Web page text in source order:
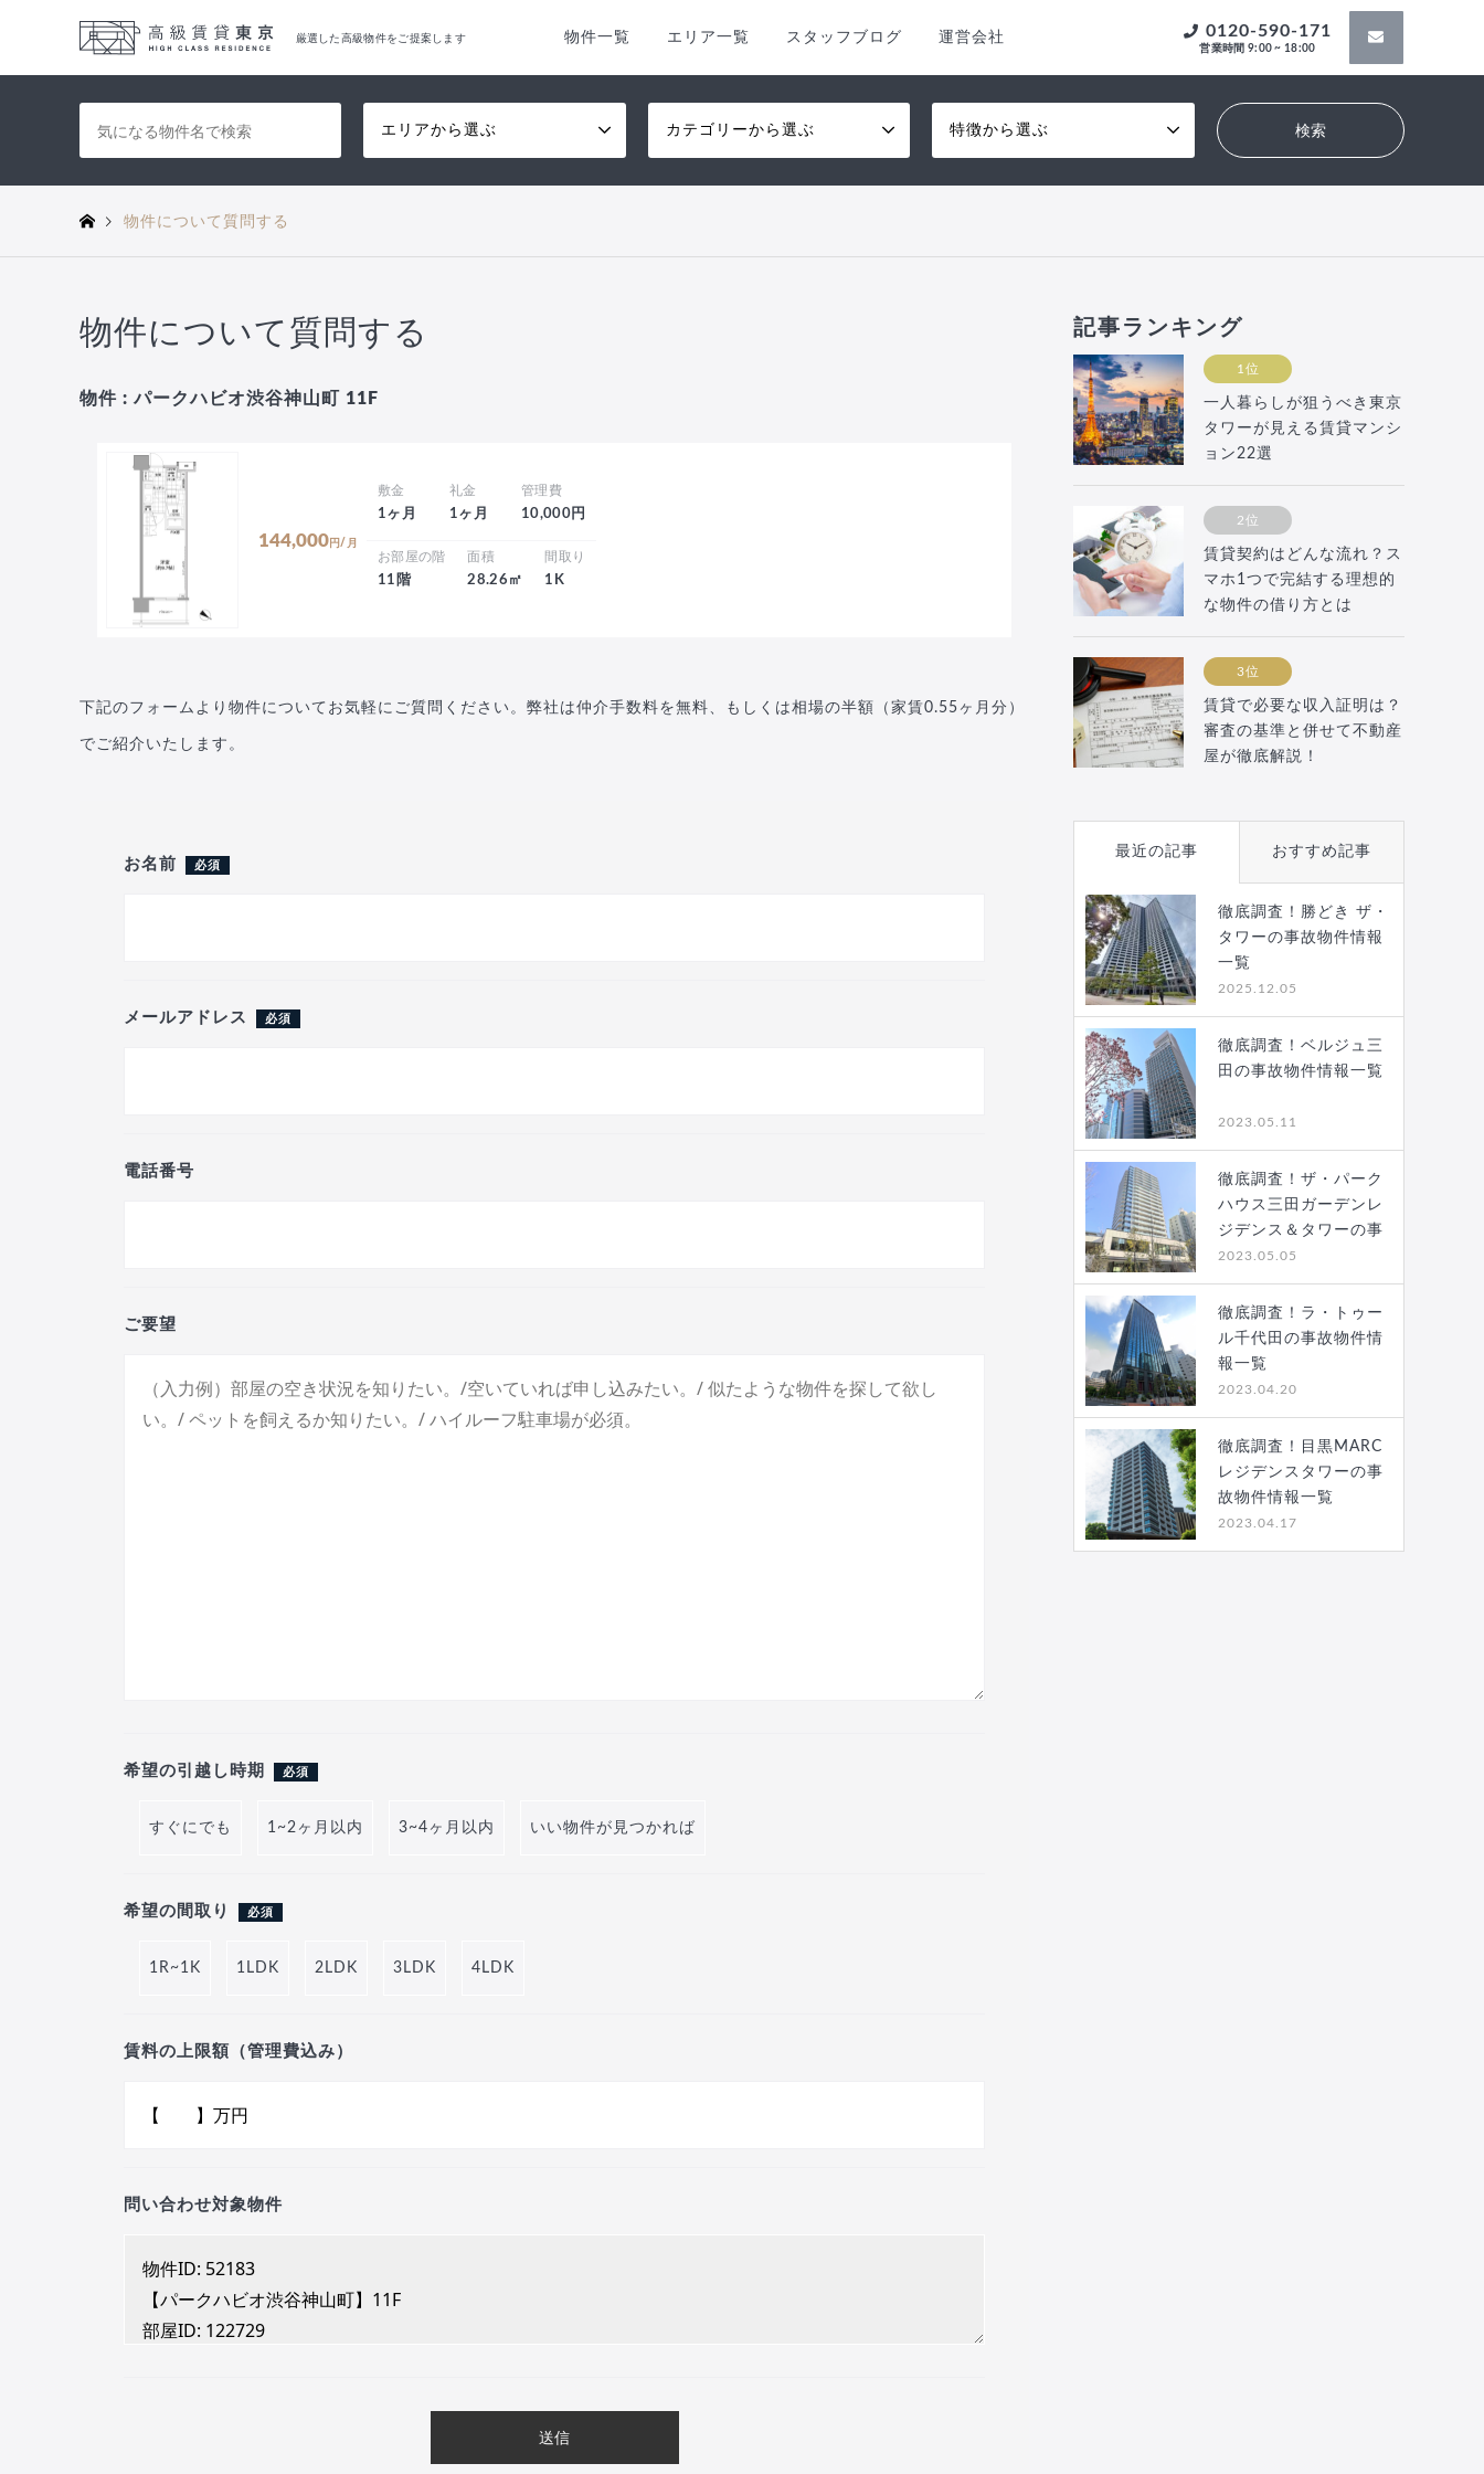
厳選した高級物件をご提案します 物件一覧 エリア一覧 スタッフブログ 運営会社 0120-590-171
営業時間 9:00 ~ 18:00
エリアから選ぶ カテゴリーから選ぶ 特徴から選ぶ
物件について質問する
物件について質問する
物件 : パークハビオ渋谷神山町 11F
144,000 円/月
敷金
1ヶ月
礼金
1ヶ月
管理費
10,000円
お部屋の階
11階
面積
28.26㎡
間取り
1K
下記のフォームより物件についてお気軽にご質問ください。弊社は仲介手数料を無料、もしくは相場の半額（家賃0.55ヶ月分）
でご紹介いたします。
お名前 必須
メールアドレス 必須
電話番号
ご要望
希望の引越し時期 必須
すぐにでも 1~2ヶ月以内 3~4ヶ月以内 いい物件が見つかれば
希望の間取り 必須
1R~1K 1LDK 2LDK 3LDK 4LDK
賃料の上限額（管理費込み）
問い合わせ対象物件
記事ランキング
1位
一人暮らしが狙うべき東京
タワーが見える賃貸マンシ
ョン22選
2位
賃貸契約はどんな流れ？ス
マホ1つで完結する理想的
な物件の借り方とは
3位
賃貸で必要な収入証明は？
審査の基準と併せて不動産
屋が徹底解説！
最近の記事 おすすめ記事
徹底調査！勝どき ザ・
タワーの事故物件情報
一覧
2025.12.05
徹底調査！ベルジュ三
田の事故物件情報一覧
2023.05.11
徹底調査！ザ・パーク
ハウス三田ガーデンレ
ジデンス＆タワーの事
故…
2023.05.05
徹底調査！ラ・トゥー
ル千代田の事故物件情
報一覧
2023.04.20
徹底調査！目黒MARC
レジデンスタワーの事
故物件情報一覧
2023.04.17